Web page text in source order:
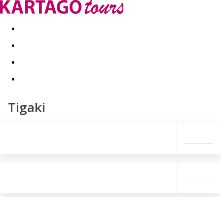
Kapcsolat Nyár 2026 Last Minute
Tigaki